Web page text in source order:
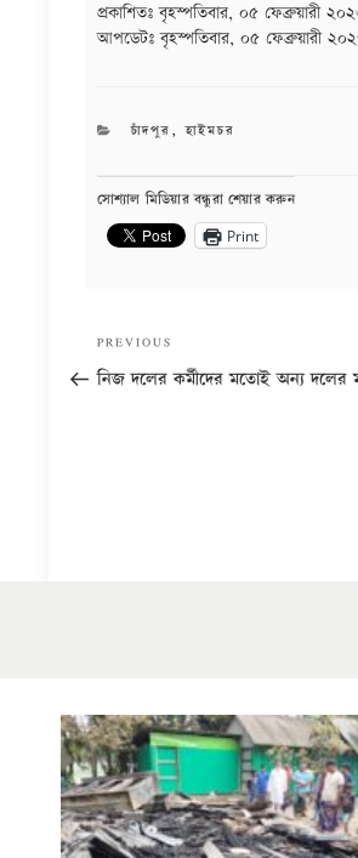
প্রকাশিতঃবৃহস্পতিবার, ০৫ ফেব্রুয়ারী
আপডেটঃবৃহস্পতিবার, ০৫ ফেব্রুয়ারী
CATEGORIES
চাঁদপুর ,হাইমচর
সোশ্যাল মিডিয়ার বন্ধুরা শেয়ার করুন
Print
Post
navigation
Previous
Post
PREVIOUS
নিজ দলের কর্মীদের মতোই অন্য